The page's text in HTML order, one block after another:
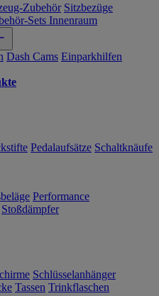
Zubehör Sitzbezüge
Sets Innenraum
Dash Cams Einparkhilfen
Pedalaufsätze Schaltknäufe
Performance
Stoßdämpfer
Schlüsselanhänger
Tassen Trinkflaschen